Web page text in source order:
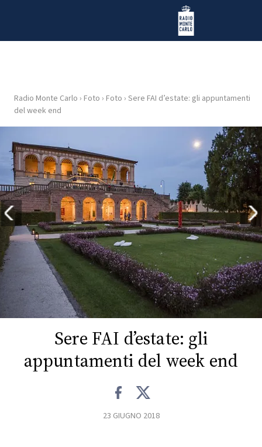
Radio Monte Carlo
HOME
WEB
RADIO
PLAYLIST
NEWS
FOTO
CONCORSI
EVENTI
Radio Monte Carlo › Foto › Foto › Sere FAI d’estate: gli appuntamenti
del week end
Sere FAI d’estate: gli
appuntamenti del week end
23 GIUGNO 2018